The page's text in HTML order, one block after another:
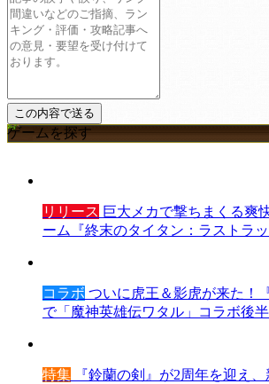
ゲームを探す
リリース 巨大メカで撃ちまくる爽
ーム『終末のタイタン：ラストラ
コラボ ついに虎王＆影虎が来た！
で「魔神英雄伝ワタル」コラボ後半
特集 『鈴蘭の剣』が2周年を迎え